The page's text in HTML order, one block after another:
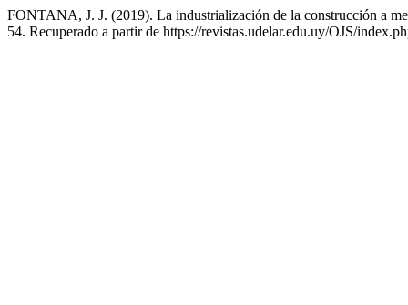
FONTANA, J. J. (2019). La industrialización de la construcción a
54. Recuperado a partir de https://revistas.udelar.edu.uy/OJS/